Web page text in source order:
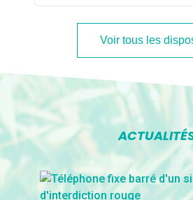
Voir tous les